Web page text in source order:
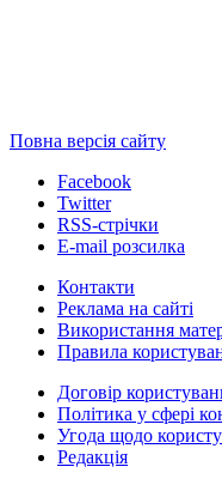
Повна версія сайту
Facebook
Twitter
RSS-стрічки
E-mail розсилка
Контакти
Реклама на сайті
Використання
Правила
Договір
Політика у сфері
Угода щодо
Редакція